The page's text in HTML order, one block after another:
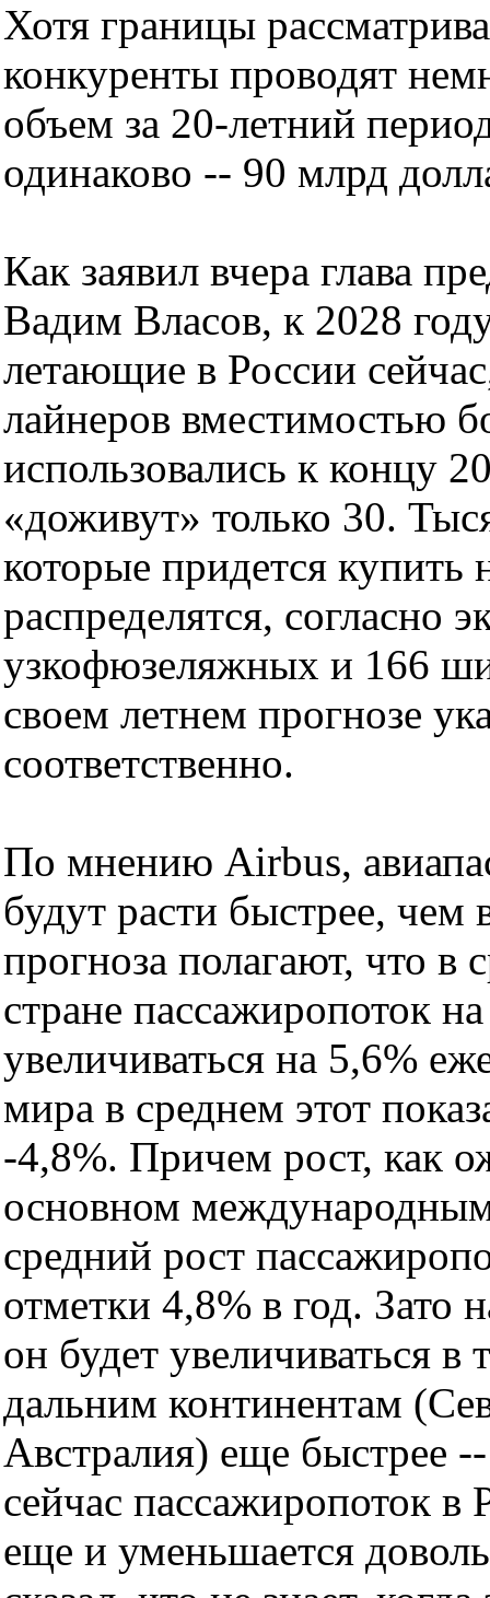
Хотя границы
конкуренты проводят
объем за 20-летний
одинаково -- 90 млрд
Как заявил вчера глава
Вадим Власов, к 2028
летающие в России
лайнеров вместимостью
использовались к концу
«доживут» только 30.
которые придется
распределятся, согласно
узкофюзеляжных и 166
своем летнем прогнозе
соответственно.
По мнению Airbus,
будут расти быстрее,
прогноза полагают, что в
стране пассажиропоток
увеличиваться на 5,6%
мира в среднем этот
-4,8%. Причем рост, как
основном
средний рост
отметки 4,8% в год. Зато
он будет увеличиваться
дальним континентам
Австралия) еще быстрее
сейчас пассажиропоток в
еще и уменьшается